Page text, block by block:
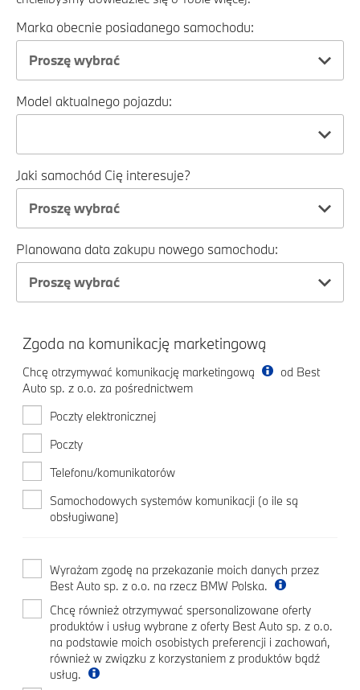
Marka obecnie posiadanego samochodu:
Proszę wybrać
Model aktualnego pojazdu:
Jaki samochód Cię interesuje?
Proszę wybrać
Planowana data zakupu nowego samochodu:
Proszę wybrać
Zgoda na komunikację marketingową
Chcę otrzymywać komunikację marketingową
od Best
Auto sp. z o.o. za pośrednictwem
Poczty elektronicznej
Poczty
Telefonu/komunikatorów
Samochodowych systemów komunikacji (o ile są
obsługiwane)
Wyrażam zgodę na przekazanie moich danych przez
Best Auto sp. z o.o. na rzecz BMW Polska.
Chcę również otrzymywać spersonalizowane oferty
produktów i usług wybrane z oferty Best Auto sp. z o.o.
na podstawie moich osobistych preferencji i zachowań,
również w związku z korzystaniem z produktów bądź
usług.